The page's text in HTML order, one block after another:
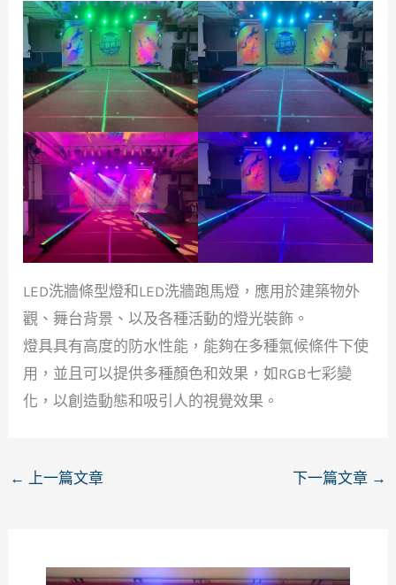
LED洗牆條型燈和LED洗牆跑馬燈，應用於建築物外
觀、舞台背景、以及各種活動的燈光裝飾。
燈具具有高度的防水性能，能夠在多種氣候條件下使
用，並且可以提供多種顏色和效果，如RGB七彩變
化，以創造動態和吸引人的視覺效果。
← 上一篇文章 下一篇文章 →